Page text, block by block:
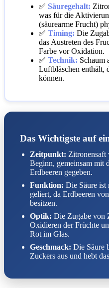
✅ Säuregehalt:
was für die
(säurearme Frucht)
✅ Timing: Die
das Austreten des
Farbe vor Oxidation.
✅ Technik: Schaum
Luftbläschen enthält,
können.
Das Wichtigste auf
Zeitpunkt: Zitronensaft
Beginn, gemeinsam mit
Erdbeeren gegeben.
Funktion: Die Säure ist
geliert, da Erdbeeren
besitzen.
Optik: Die Zugabe von
Oxidieren der Früchte
Rot im Glas.
Geschmack: Die Säure
Zuckers aus und hebt